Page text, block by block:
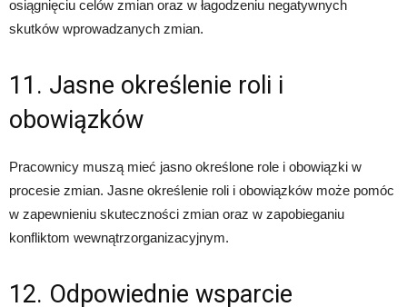
osiągnięciu celów zmian oraz w łagodzeniu negatywnych
skutków wprowadzanych zmian.
11. Jasne określenie roli i
obowiązków
Pracownicy muszą mieć jasno określone role i obowiązki w
procesie zmian. Jasne określenie roli i obowiązków może pomóc
w zapewnieniu skuteczności zmian oraz w zapobieganiu
konfliktom wewnątrzorganizacyjnym.
12. Odpowiednie wsparcie